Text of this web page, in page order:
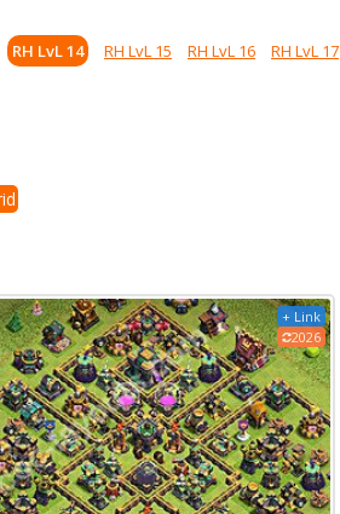
RH LvL 14 RH LvL 15 RH LvL 16
RH LvL 17
+ Link
2026